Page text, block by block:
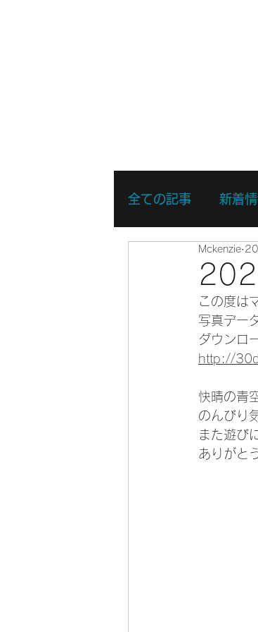
全ての記事 新着
リバーSUPスキ
リバーSUPスポ
Mckenzie
この度は
写真デー
ダウンロ
http://
快晴の青
のんびり
また遊び
ありがと